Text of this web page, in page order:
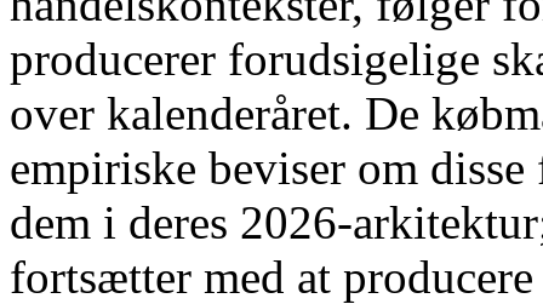
producerer forudsigelige
over kalenderåret. De
empiriske beviser om
dem i deres 2026-
fortsætter med at